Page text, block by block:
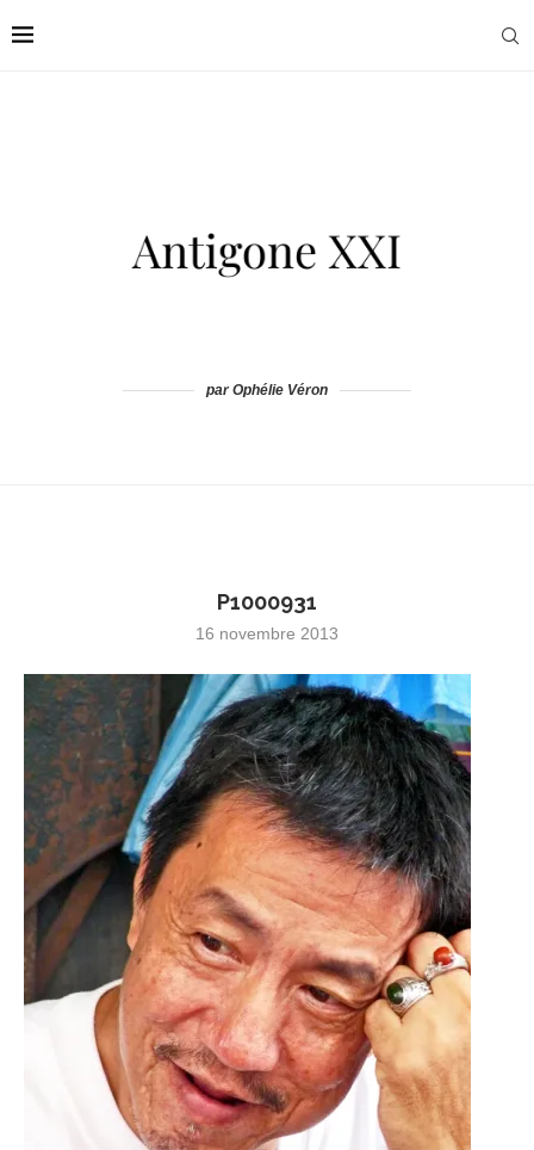
par Ophélie Véron
P1000931
16 novembre 2013